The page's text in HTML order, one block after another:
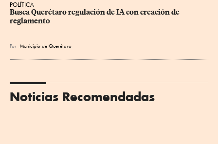
POLÍTICA
Busca Querétaro regulación de IA con creación de
reglamento
Por Municipio de Querétaro
Noticias Recomendadas